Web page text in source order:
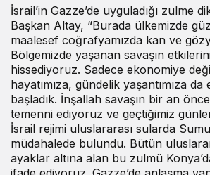
İsrail’in Gazze’de uyguladığı zulme
Başkan Altay, “Burada ülkemizde
maalesef coğrafyamızda kan ve
Bölgemizde yaşanan savaşın
hissediyoruz. Sadece ekonomiye
hayatımıza, gündelik yaşantımıza
başladık. İnşallah savaşın bir an
temenni ediyoruz ve geçtiğimiz
İsrail rejimi uluslararası sularda
müdahalede bulundu. Bütün
ayaklar altına alan bu zulmü